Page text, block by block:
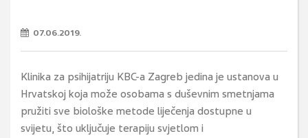
07.06.2019.
Klinika za psihijatriju KBC-a Zagreb jedina je ustanova u
Hrvatskoj koja može osobama s duševnim smetnjama
pružiti sve biološke metode liječenja dostupne u
svijetu, što uključuje terapiju svjetlom i